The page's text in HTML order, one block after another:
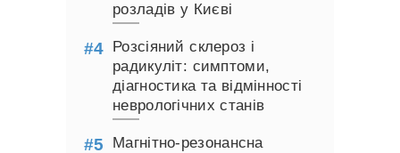
розладів у Києві
Розсіяний склероз і
радикуліт: симптоми,
діагностика та відмінності
неврологічних станів
Магнітно-резонансна